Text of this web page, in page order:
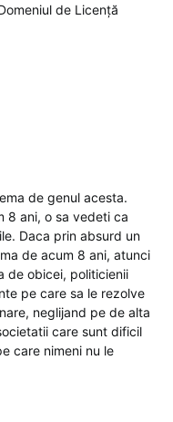
de Licenţă
de genul acesta.
8 ani, o sa vedeti ca
Daca prin absurd un
de acum 8 ani, atunci
de obicei, politicienii
pe care sa le rezolve
neglijand pe de alta
care sunt dificil
care nimeni nu le